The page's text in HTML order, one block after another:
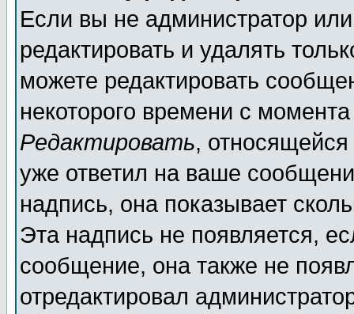
Если вы не администратор
редактировать и удалять
можете редактировать
некоторого времени с
Редактировать,
уже ответил на ваше
надпись, она показывает
Эта надпись не появляется,
сообщение, она также не
отредактировал